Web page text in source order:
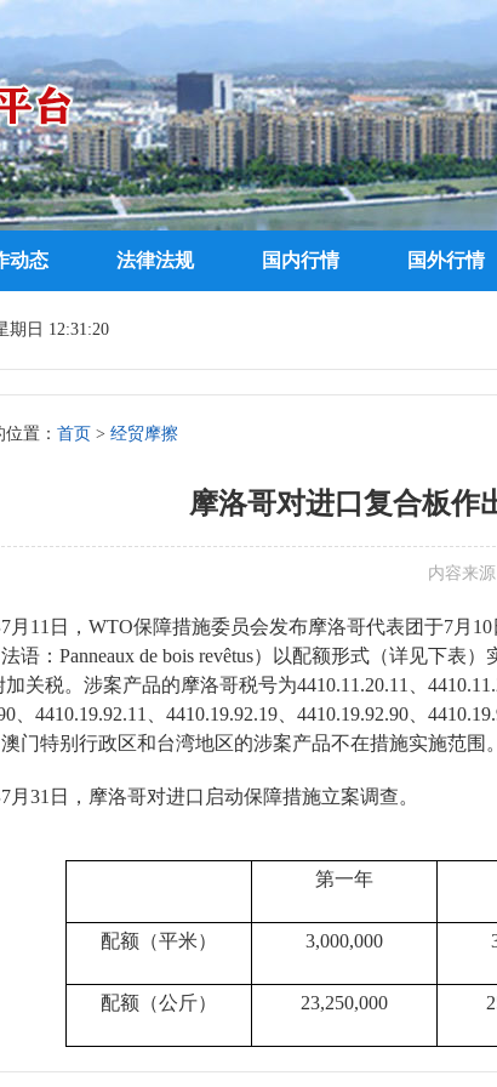
动态 法律法规 国内行情 国外行情
期日 12:31:20
置： 首页 > 经贸摩擦
摩洛哥对进口复合板作
内容来
7月 11 日， WTO保障措施委员会发布摩洛哥代表团于7月 10
语： Panneaux de bois revêtus）以配额形式（详见下表）
加关税。涉案产品的摩洛哥税号为4410.11.20.11
4410.19.92.11 4410.19.92.19 4410.19.92.90
门特别行政区和台湾地区的涉案产品不在措施实施范围。
7月 31 日，摩洛哥对进口启动保障措施立案调查。
第一年
配额（平米） 3,000,000
配额（公斤） 23,250,000